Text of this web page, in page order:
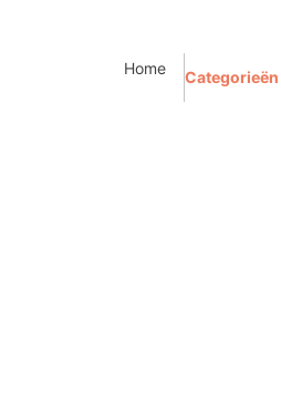
Home Categorieën